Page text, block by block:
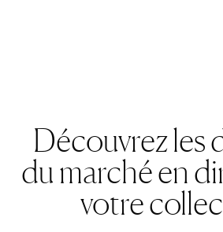
Découvrez les
du marché en
votre